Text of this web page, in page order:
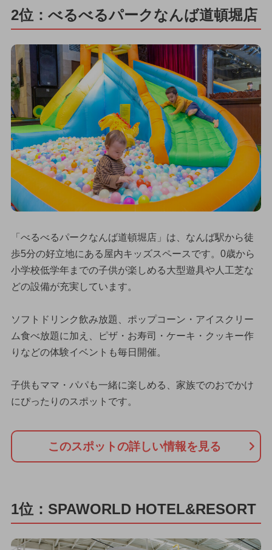
2位：べるべるパークなんば道頓堀店
「べるべるパークなんば道頓堀店」は、なんば駅から徒
歩5分の好立地にある屋内キッズスペースです。0歳から
小学校低学年までの子供が楽しめる大型遊具や人工芝な
どの設備が充実しています。
ソフトドリンク飲み放題、ポップコーン・アイスクリー
ム食べ放題に加え、ピザ・お寿司・ケーキ・クッキー作
りなどの体験イベントも毎日開催。
子供もママ・パパも一緒に楽しめる、家族でのおでかけ
にぴったりのスポットです。
このスポットの詳しい情報を見る
1位：SPAWORLD HOTEL&RESORT